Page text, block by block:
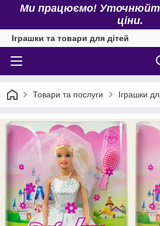
Ми працюємо!
ціни.
Іграшки та товари для дітей
Товари та послуги Іграшки